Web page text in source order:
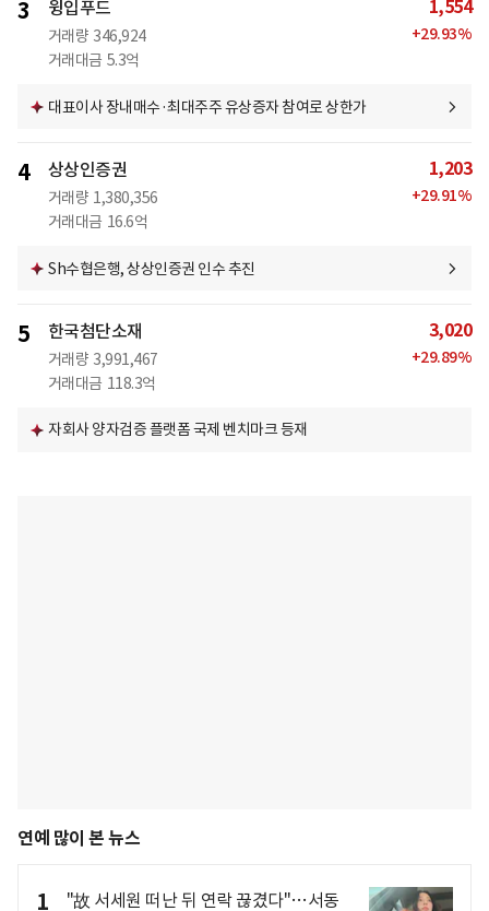
3 윙입푸드
거래량 346,924
거래대금 5.3억
1,554
+29.93%
대표이사 장내매수·최대주주 유상증자 참여로 상한가
4 상상인증권
거래량 1,380,356
거래대금 16.6억
1,203
+29.91%
Sh수협은행, 상상인증권 인수 추진
5 한국첨단소재
거래량 3,991,467
거래대금 118.3억
3,020
+29.89%
자회사 양자검증 플랫폼 국제 벤치마크 등재
연예 많이 본 뉴스
1
"故 서세원 떠난 뒤 연락 끊겼다"…서동